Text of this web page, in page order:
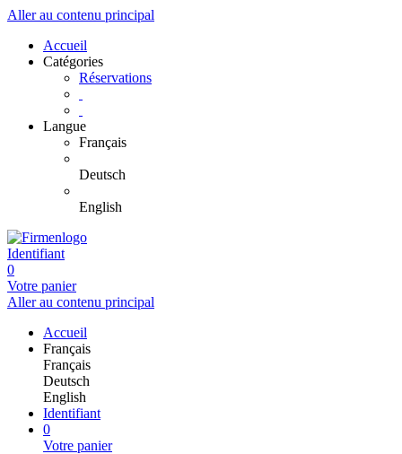
Aller au contenu principal
Accueil
Catégories
Réservations
Langue
Français
Deutsch
English
Identifiant
0
Votre panier
Aller au contenu principal
Accueil
Français
Français
Deutsch
English
Identifiant
0
Votre panier